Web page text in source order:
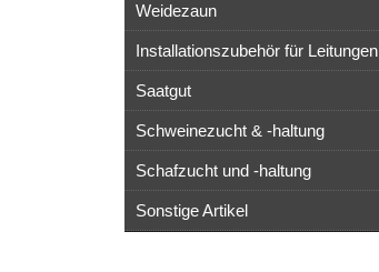
Weidezaun
Installationszubehör für Leitungen
Saatgut
Schweinezucht & -haltung
Schafzucht und -haltung
Sonstige Artikel